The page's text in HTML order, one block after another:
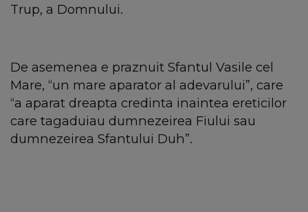
Trup, a Domnului.
De asemenea e praznuit Sfantul Vasile cel
Mare, “un mare aparator al adevarului”, care
“a aparat dreapta credinta inaintea ereticilor
care tagaduiau dumnezeirea Fiului sau
dumnezeirea Sfantului Duh”.